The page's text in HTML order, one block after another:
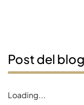
Post del
Loading...